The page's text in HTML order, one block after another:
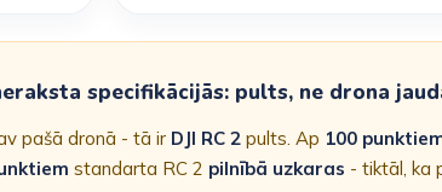
specifikācijās: pults, ne drona
pašā dronā - tā ir DJI RC 2 pults. Ap 100
standarta RC 2 pilnībā uzkaras - tiktāl, ka